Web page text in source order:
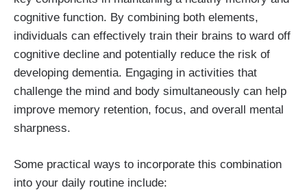
cognitive function. By combining both elements,
individuals can effectively train their brains to ward off
cognitive decline and potentially reduce the risk of
developing dementia. Engaging in activities that
challenge the mind and body simultaneously can help
improve memory retention, focus, and overall mental
sharpness.
Some practical ways to incorporate this combination
into your daily routine include: